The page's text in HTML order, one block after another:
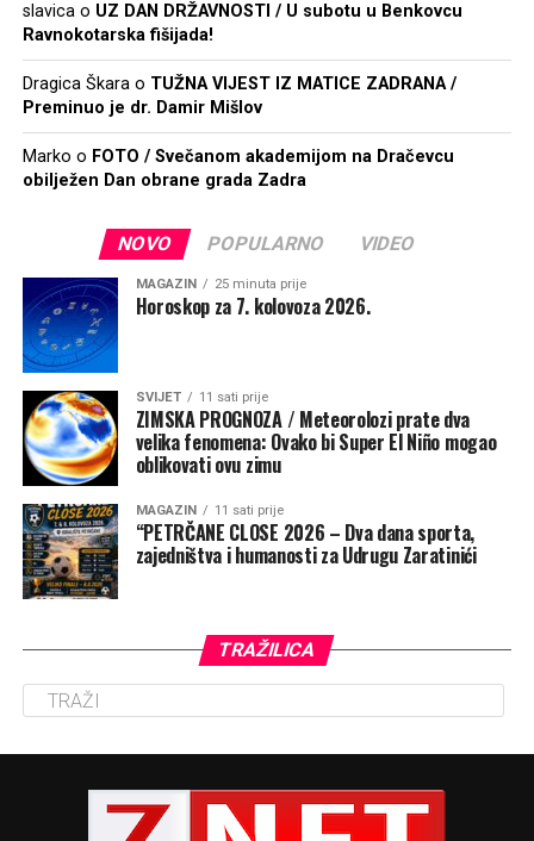
slavicao UZ DAN DRŽAVNOSTI / U subotu u Benkovcu
Ravnokotarska fišijada!
Dragica Škarao TUŽNA VIJEST IZ MATICE ZADRANA /
Preminuo je dr. Damir Mišlov
Marko o FOTO / Svečanom akademijom na Dračevcu
obilježen Dan obrane grada Zadra
NOVO POPULARNO VIDEO
MAGAZIN 25 minuta prije
Horoskop za 7. kolovoza 2026.
SVIJET 11 sati prije
ZIMSKA PROGNOZA / Meteorolozi prate dva
velika fenomena: Ovako bi Super El Niño mogao
oblikovati ovu zimu
MAGAZIN 11 sati prije
“PETRČANE CLOSE 2026 – Dva dana sporta,
zajedništva i humanosti za Udrugu Zaratinići
TRAŽILICA